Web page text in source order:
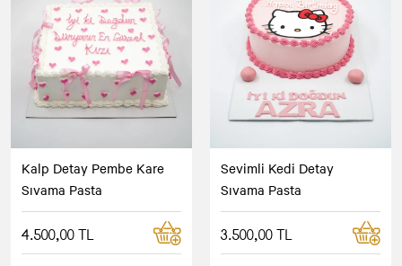
Kalp Detay Pembe Kare
Sıvama Pasta
4.500,00 TL
Sevimli Kedi Detay
Sıvama Pasta
3.500,00 TL